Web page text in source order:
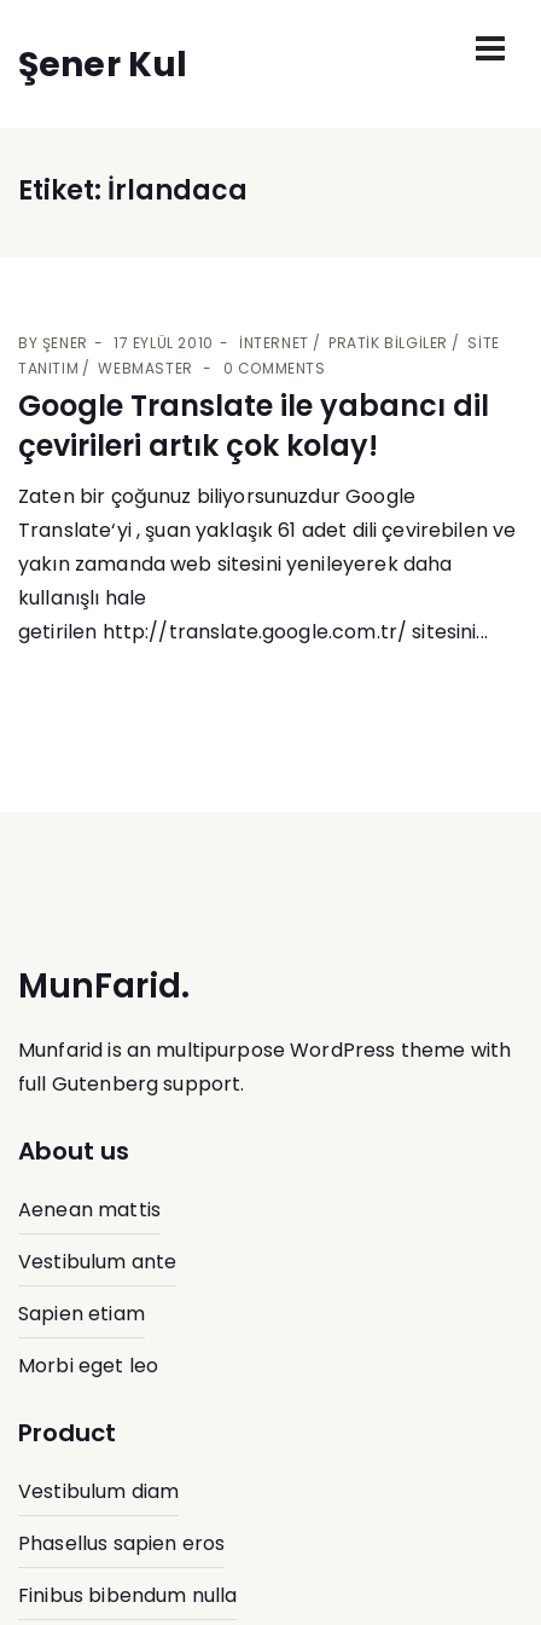
Şener Kul
Etiket: İrlandaca
BY ŞENER 17 EYLÜL 2010 İNTERNET PRATIK BILGILER
SITE
TANITIM
WEBMASTER 0 COMMENTS
Google Translate ile yabancı dil
çevirileri artık çok kolay!
Zaten bir çoğunuz biliyorsunuzdur Google
Translate‘yi , şuan yaklaşık 61 adet dili çevirebilen ve
yakın zamanda web sitesini yenileyerek daha
kullanışlı hale
getirilen http://translate.google.com.tr/ sitesini...
MunFarid.
Munfarid is an multipurpose WordPress theme with
full Gutenberg support.
About us
Aenean mattis
Vestibulum ante
Sapien etiam
Morbi eget leo
Product
Vestibulum diam
Phasellus sapien eros
Finibus bibendum nulla